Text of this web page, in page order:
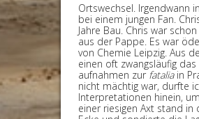
Ortswechsel. Irgendwann
bei einem jungen Fan.
Jahre Bau. Chris war
aus der Pappe. Es war
von Chemie Leipzig. Aus
einen oft zwangsläufig
aufnahmen zur fataliain
nicht mächtig war, durfte
Interpretationen hinein,
einer riesigen Axt stand in